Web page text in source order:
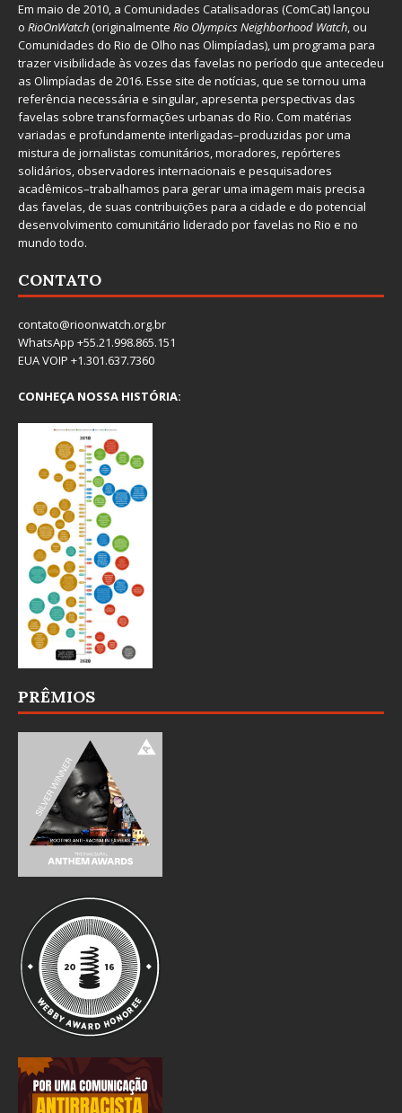
Em maio de 2010, a Comunidades Catalisadoras (ComCat) lançou
o RioOnWatch(originalmente Rio Olympics Neighborhood Watch, ou
Comunidades do Rio de Olho nas Olimpíadas), um programa para
trazer visibilidade às vozes das favelas no período que antecedeu
as Olimpíadas de 2016. Esse site de notícias, que se tornou uma
referência necessária e singular, apresenta perspectivas das
favelas sobre transformações urbanas do Rio. Com matérias
variadas e profundamente interligadas–produzidas por uma
mistura de jornalistas comunitários, moradores, repórteres
solidários, observadores internacionais e pesquisadores
acadêmicos–trabalhamos para gerar uma imagem mais precisa
das favelas, de suas contribuições para a cidade e do potencial
desenvolvimento comunitário liderado por favelas no Rio e no
mundo todo.
CONTATO
contato@rioonwatch.org.br
WhatsApp +55.21.998.865.151
EUA VOIP +1.301.637.7360
CONHEÇA NOSSA HISTÓRIA:
PRÊMIOS